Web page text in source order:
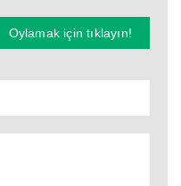
Oylamak için tıklayın!